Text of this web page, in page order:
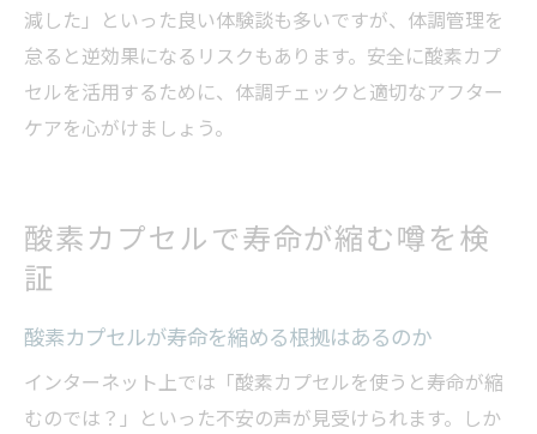
減した」といった良い体験談も多いですが、体調管理を
怠ると逆効果になるリスクもあります。安全に酸素カプ
セルを活用するために、体調チェックと適切なアフター
ケアを心がけましょう。
酸素カプセルで寿命が縮む噂を検
証
酸素カプセルが寿命を縮める根拠はあるのか
インターネット上では「酸素カプセルを使うと寿命が縮
むのでは？」といった不安の声が見受けられます。しか